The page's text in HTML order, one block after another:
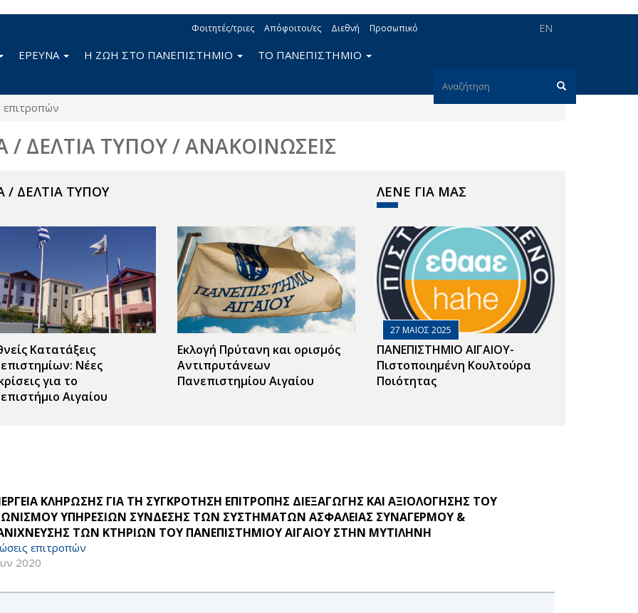
EN
Φοιτητές/τριες Απόφοιτοι/ες Διεθνή Προσωπικό
Φόρμα
ΕΡΕΥΝΑ Η ΖΩΗ ΣΤΟ ΠΑΝΕΠΙΣΤΗΜΙΟ ΤΟ ΠΑΝΕΠΙΣΤΗΜΙΟ
επιτροπών
/ ΔΕΛΤΙΑ ΤΥΠΟΥ / ΑΝΑΚΟΙΝΩΣΕΙΣ
/ ΔΕΛΤΙΑ ΤΥΠΟΥ
Κατατάξεις
Νέες
για το
Αιγαίου
Εκλογή Πρύτανη και ορισμός
Αντιπρυτάνεων
Πανεπιστημίου Αιγαίου
ΛΕΝΕ ΓΙΑ ΜΑΣ
27 ΜΑΙΟΣ 2025
ΠΑΝΕΠΙΣΤΗΜΙΟ ΑΙΓΑΙΟΥ-
Πιστοποιημένη Κουλτούρα
Ποιότητας
ΚΛΗΡΩΣΗΣ ΓΙΑ ΤΗ ΣΥΓΚΡΟΤΗΣΗ ΕΠΙΤΡΟΠΗΣ ΔΙΕΞΑΓΩΓΗΣ ΚΑΙ ΑΞΙΟΛΟΓΗΣΗΣ ΤΟΥ
ΥΠΗΡΕΣΙΩΝ ΣΥΝΔΕΣΗΣ ΤΩΝ ΣΥΣΤΗΜΑΤΩΝ ΑΣΦΑΛΕΙΑΣ ΣΥΝΑΓΕΡΜΟΥ &
ΤΩΝ ΚΤΗΡΙΩΝ ΤΟΥ ΠΑΝΕΠΙΣΤΗΜΙΟΥ ΑΙΓΑΙΟΥ ΣΤΗΝ ΜΥΤΙΛΗΝΗ
επιτροπών
2020